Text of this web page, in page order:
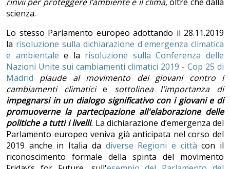
rinvii per proteggere l’ambiente e il clima,oltre che dalla
scienza.
Lo stesso Parlamento europeo adottando il 28.11.2019
la risoluzione sulla dichiarazione d'emergenza climatica
e ambientale e la risoluzione sulla Conferenza delle
Nazioni Unite sui cambiamenti climatici 2019 - Cop 25 di
Madrid
plaude al movimento dei giovani contro i
cambiamenti climaticie sottolinea l'importanza di
impegnarsi in un dialogo significativo con i giovani e di
promuoverne la partecipazione all'elaborazione delle
politiche a tutti i livelli. La dichiarazione d’emergenza del
Parlamento europeo veniva già anticipata nel corso del
2019 anche in Italia da diverse Regioni e città con il
riconoscimento formale della spinta del movimento